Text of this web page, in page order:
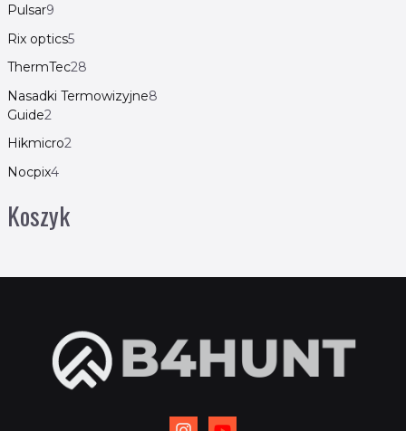
Pulsar9
Rix optics5
ThermTec28
Nasadki Termowizyjne8
Guide2
Hikmicro2
Nocpix4
Koszyk